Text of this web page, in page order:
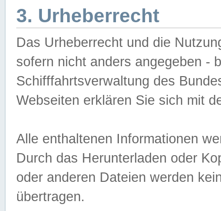
3. Urheberrecht
Das Urheberrecht und die
sofern nicht anders angegeben -
Schifffahrtsverwaltung des
Webseiten erklären Sie sich mit
Alle enthaltenen Informationen
Durch das Herunterladen oder
oder anderen Dateien werden
übertragen.